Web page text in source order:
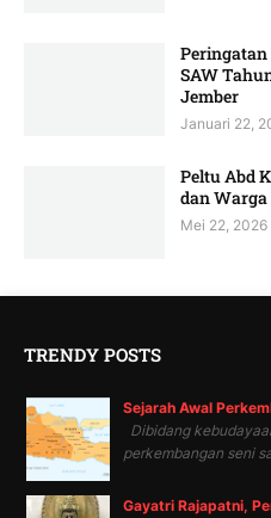
SAW
Jember
Januari 22,
Peltu Abd
dan Warga
Mei 22, 2026
TRENDY POSTS
Sejarah Awal
Dibidang
perkembangan seni
Gayatri Rajapatni,